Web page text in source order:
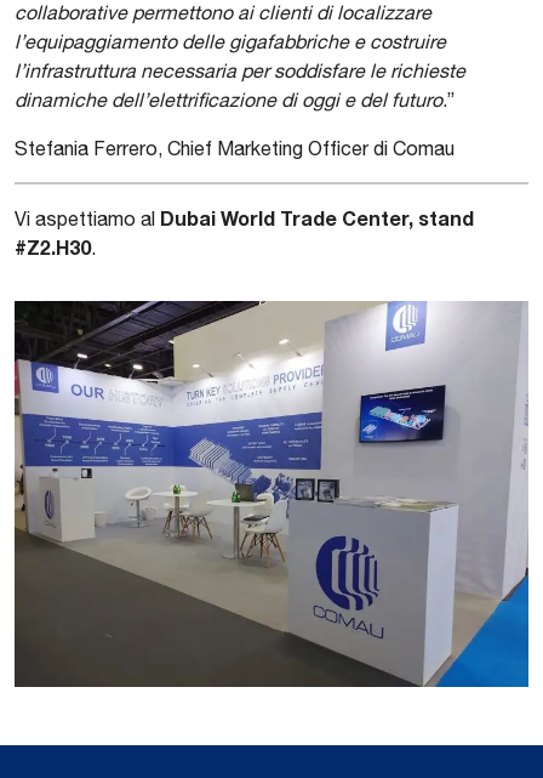
collaborative permettono ai clienti di localizzare
l’equipaggiamento delle gigafabbriche e costruire
l’infrastruttura necessaria per soddisfare le richieste
dinamiche dell’elettrificazione di oggi e del futuro.”
Stefania Ferrero, Chief Marketing Officer di Comau
Vi aspettiamo al Dubai World Trade Center, stand
#Z2.H30.